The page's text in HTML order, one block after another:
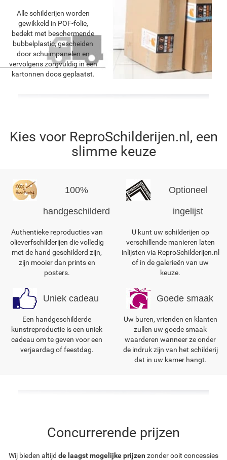
Alle schilderijen worden
gewikkeld in POF-folie,
bedekt met beschermende
bubbelplastic, gescheiden
door schuimpanelen en
vervolgens zorgvuldig in een
kartonnen doos geplaatst.
Kies voor ReproSchilderijen.nl, een
slimme keuze
100%
handgeschilderd
Authentieke reproducties van
olieverfschilderijen die volledig
met de hand geschilderd zijn,
zijn mooier dan prints en
posters.
Optioneel
ingelijst
U kunt uw schilderijen op
verschillende manieren laten
inlijsten via ReproSchilderijen.nl
of in de galerieën van uw
keuze.
Uniek cadeau
Een handgeschilderde
kunstreproductie is een uniek
cadeau om te geven voor een
verjaardag of feestdag.
Goede smaak
Uw buren, vrienden en klanten
zullen uw goede smaak
waarderen wanneer ze onder
de indruk zijn van het schilderij
dat in uw kamer hangt.
Concurrerende prijzen
Wij bieden altijd de laagst mogelijke prijzen zonder ooit concessies